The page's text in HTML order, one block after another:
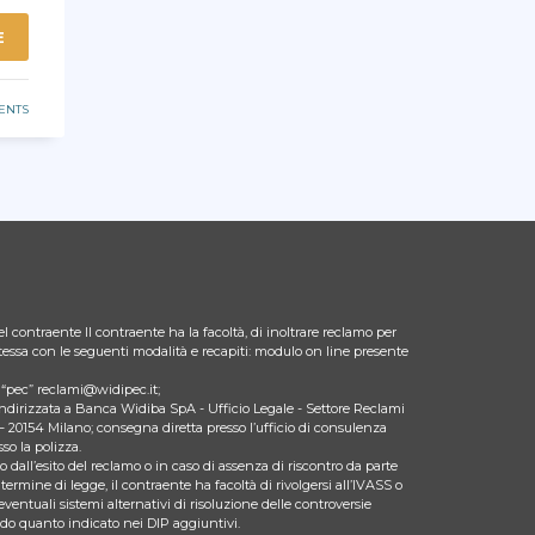
Il contraente ha la facoltà, di inoltrare reclamo per
con le seguenti modalità e recapiti: modulo on line presente
reclami@widipec.it;
a Banca Widiba SpA - Ufficio Legale - Settore Reclami
20154 Milano; consegna diretta presso l’ufficio di consulenza
la polizza.
dall’esito del reclamo o in caso di assenza di riscontro da parte
di legge, il contraente ha facoltà di rivolgersi all’IVASS o
sistemi alternativi di risoluzione delle controversie
quanto indicato nei DIP aggiuntivi.